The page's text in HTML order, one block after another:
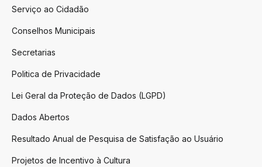
Serviço ao Cidadão
Conselhos Municipais
Secretarias
Politica de Privacidade
Lei Geral da Proteção de Dados (LGPD)
Dados Abertos
Resultado Anual de Pesquisa de Satisfação ao Usuário
Projetos de Incentivo à Cultura